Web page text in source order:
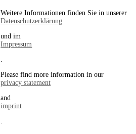
Weitere Informationen finden Sie in unserer
Datenschutzerklärung
und im
Impressum
.
Please find more information in our
privacy statement
and
imprint
.